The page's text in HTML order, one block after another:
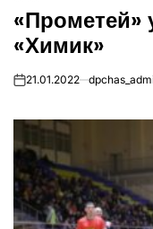
У
«Прометей»
«Химик»
on21.01.2022